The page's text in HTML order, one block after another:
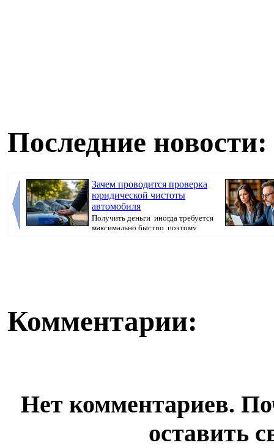
Последние новости:
Зачем проводится проверка
юридической чистоты
автомобиля
Получить деньги иногда требуется
максимально быстро, поэтому
Комментарии:
Нет комментариев.
оставить